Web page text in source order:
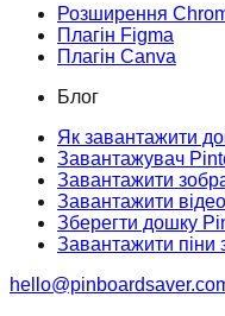
Розширення
Плагін Figma
Плагін Canva
Блог
Як завантажити
Завантажувач
Завантажити
Завантажити
Зберегти дошку
Завантажити піни